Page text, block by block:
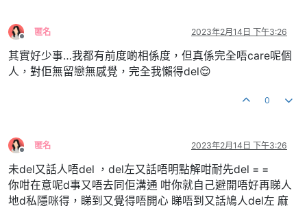
離線
匿名 2023年2月14日 下午3:26
其實好少事…我都有前度啲相係度，但真係完全唔care呢個
人，對佢無留戀無感覺，完全我懶得del😌
0
離線
匿名 2023年2月14日 下午3:26
未del又話人唔del ，del左又話唔明點解咁耐先del = =
你咁在意呢d事又唔去同佢溝通 咁你就自己避開唔好再睇人
地d私隱咪得，睇到又覺得唔開心 睇唔到又話鳩人del左 麻